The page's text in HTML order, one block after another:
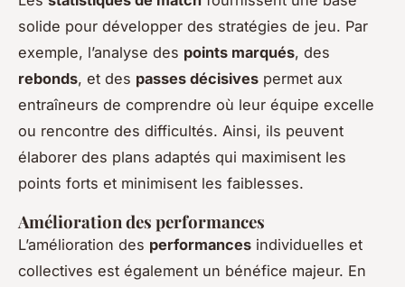
solide pour développer des stratégies de jeu. Par
exemple, l’analyse des points marqués, des
rebonds, et des passes décisives permet aux
entraîneurs de comprendre où leur équipe excelle
ou rencontre des difficultés. Ainsi, ils peuvent
élaborer des plans adaptés qui maximisent les
points forts et minimisent les faiblesses.
Amélioration des performances
L’amélioration des performances individuelles et
collectives est également un bénéfice majeur. En